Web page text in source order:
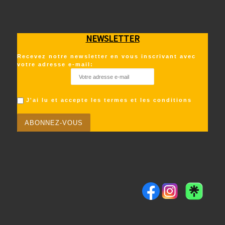
NEWSLETTER
Recevez notre newsletter en vous inscrivant avec
votre adresse e-mail:
J'ai lu et accepte les termes et les conditions